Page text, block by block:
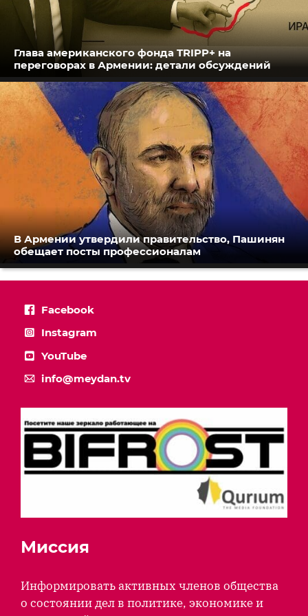
Глава американского фонда TRIPP+ на
переговорах в Армении: детали обсуждений
В Армении утвердили правительство, Пашинян
обещает посты профессионалам
Facebook
Instagram
YouTube
info@meydan.tv
Миссия
Информировать активных членов общества
о состоянии дел в политике, экономике и